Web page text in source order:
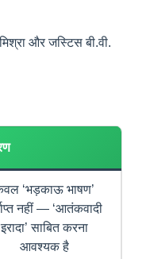
और जस्टिस बी.वी.
‘भड़काऊ भाषण’
नहीं — ‘आतंकवादी
इरादा’ साबित करना
आवश्यक है